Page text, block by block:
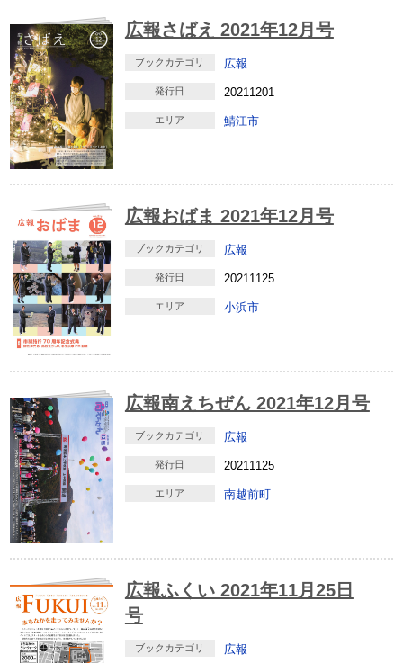
広報さばえ 2021年12月号
ブックカテゴリ 広報
発行日 20211201
エリア 鯖江市
広報おばま 2021年12月号
ブックカテゴリ 広報
発行日 20211125
エリア 小浜市
広報南えちぜん 2021年12月号
ブックカテゴリ 広報
発行日 20211125
エリア 南越前町
広報ふくい 2021年11月25日
号
ブックカテゴリ 広報